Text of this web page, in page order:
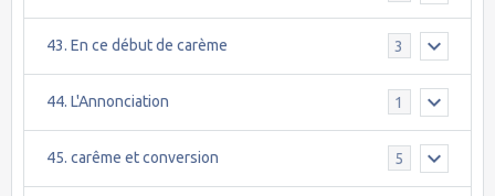
43. En ce début de carème 3
44. L'Annonciation 1
45. carême et conversion 5